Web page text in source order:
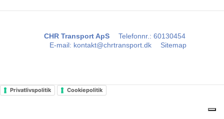
CHR Transport ApS Telefonnr.: 60130454
E-mail: kontakt@chrtransport.dk Sitemap
Privatlivspolitik Cookiepolitik